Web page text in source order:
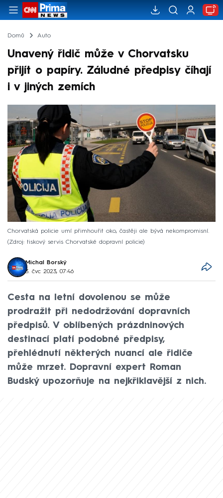
Domů Auto
Unavený řidič může v Chorvatsku
přijít o papíry. Záludné předpisy číhají
i v jiných zemích
Chorvatská policie umí přimhouřit oko, častěji ale bývá nekompromisní.
Zdroj: tiskový servis Chorvatské dopravní policie
Michal Borský
3. čvc 2023, 07:46
Cesta na letní dovolenou se může
prodražit při nedodržování dopravních
předpisů. V oblíbených prázdninových
destinací platí podobné předpisy,
přehlédnutí některých nuancí ale řidiče
může mrzet. Dopravní expert Roman
Budský upozorňuje na nejkřiklavější z nich.